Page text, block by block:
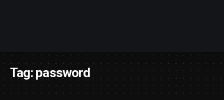
Tag:password